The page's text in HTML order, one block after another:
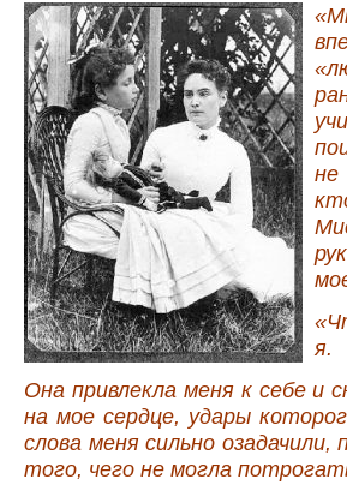
я.
Она привлекла меня к себе и
на мое сердце, удары
слова меня сильно
того, чего не могла